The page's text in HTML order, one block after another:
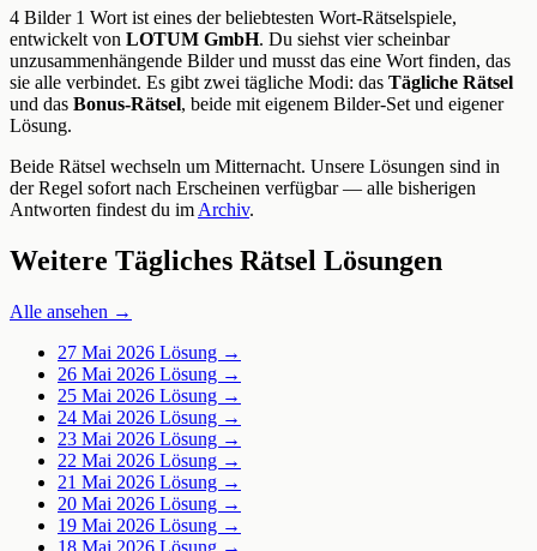
4 Bilder 1 Wort ist eines der beliebtesten Wort-Rätselspiele,
entwickelt von LOTUM GmbH. Du siehst vier scheinbar
unzusammenhängende Bilder und musst das eine Wort finden, das
sie alle verbindet. Es gibt zwei tägliche Modi: das Tägliche Rätsel
und das Bonus-Rätsel, beide mit eigenem Bilder-Set und eigener
Lösung.
Beide Rätsel wechseln um Mitternacht. Unsere Lösungen sind in
der Regel sofort nach Erscheinen verfügbar — alle bisherigen
Antworten findest du im Archiv.
Weitere Tägliches Rätsel Lösungen
Alle ansehen →
27 Mai 2026 Lösung →
26 Mai 2026 Lösung →
25 Mai 2026 Lösung →
24 Mai 2026 Lösung →
23 Mai 2026 Lösung →
22 Mai 2026 Lösung →
21 Mai 2026 Lösung →
20 Mai 2026 Lösung →
19 Mai 2026 Lösung →
18 Mai 2026 Lösung →